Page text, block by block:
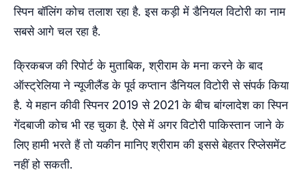
स्पिन बॉलिंग कोच तलाश रहा है. इस कड़ी में डैनियल विटोरी का नाम
सबसे आगे चल रहा है.
क्रिकबज की रिपोर्ट के मुताबिक, श्रीराम के मना करने के बाद
ऑस्ट्रेलिया ने न्यूजीलैंड के पूर्व कप्तान डैनियल विटोरी से संपर्क किया
है. ये महान कीवी स्पिनर 2019 से 2021 के बीच बांग्लादेश का स्पिन
गेंदबाजी कोच भी रह चुका है. ऐसे में अगर विटोरी पाकिस्तान जाने के
लिए हामी भरते हैं तो यकीन मानिए श्रीराम की इससे बेहतर रिप्लेसमेंट
नहीं हो सकती.